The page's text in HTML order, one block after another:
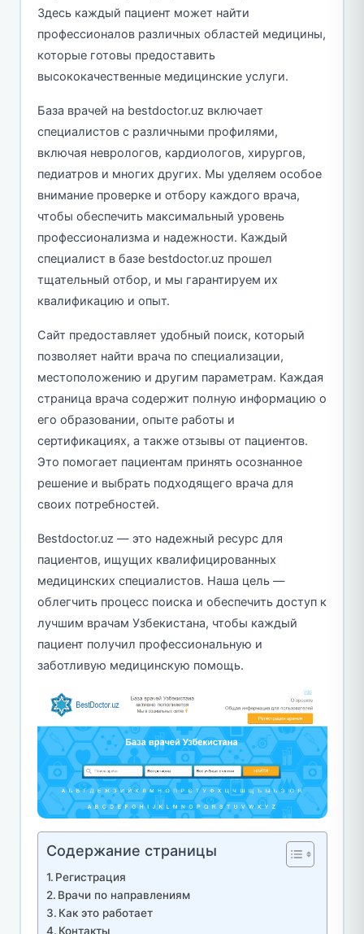
Здесь каждый пациент может найти
профессионалов различных областей медицины,
которые готовы предоставить
высококачественные медицинские услуги.
База врачей на bestdoctor.uz включает
специалистов с различными профилями,
включая неврологов, кардиологов, хирургов,
педиатров и многих других. Мы уделяем особое
внимание проверке и отбору каждого врача,
чтобы обеспечить максимальный уровень
профессионализма и надежности. Каждый
специалист в базе bestdoctor.uz прошел
тщательный отбор, и мы гарантируем их
квалификацию и опыт.
Сайт предоставляет удобный поиск, который
позволяет найти врача по специализации,
местоположению и другим параметрам. Каждая
страница врача содержит полную информацию о
его образовании, опыте работы и
сертификациях, а также отзывы от пациентов.
Это помогает пациентам принять осознанное
решение и выбрать подходящего врача для
своих потребностей.
Bestdoctor.uz — это надежный ресурс для
пациентов, ищущих квалифицированных
медицинских специалистов. Наша цель —
облегчить процесс поиска и обеспечить доступ к
лучшим врачам Узбекистана, чтобы каждый
пациент получил профессиональную и
заботливую медицинскую помощь.
Содержание страницы
Регистрация
Врачи по направлениям
Как это работает
Контакты